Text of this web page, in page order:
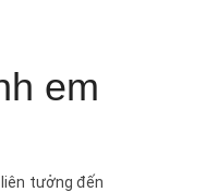
em
tưởng đến